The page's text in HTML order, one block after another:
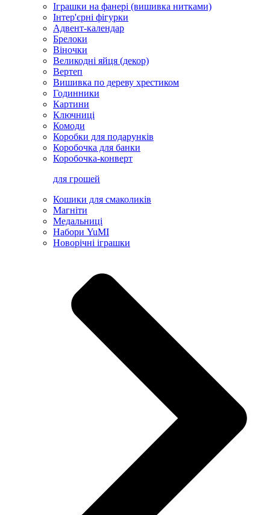
Іграшки на фанері (вишивка нитками)
Інтер'єрні фігурки
Адвент-календар
Брелоки
Віночки
Великодні яйця (декор)
Вертеп
Вишивка по дереву хрестиком
Годинники
Картини
Ключниці
Комоди
Коробки для подарунків
Коробочка для банки
Коробочка-конверт
для грошей
Кошики для смаколиків
Магніти
Медальниці
Набори YuMI
Новорічні іграшки